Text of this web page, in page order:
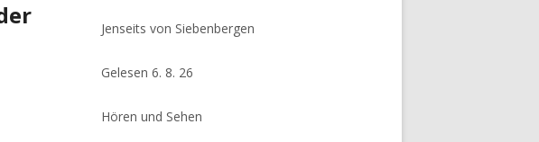
Jenseits von Siebenbergen
Gelesen 6. 8. 26
Hören und Sehen